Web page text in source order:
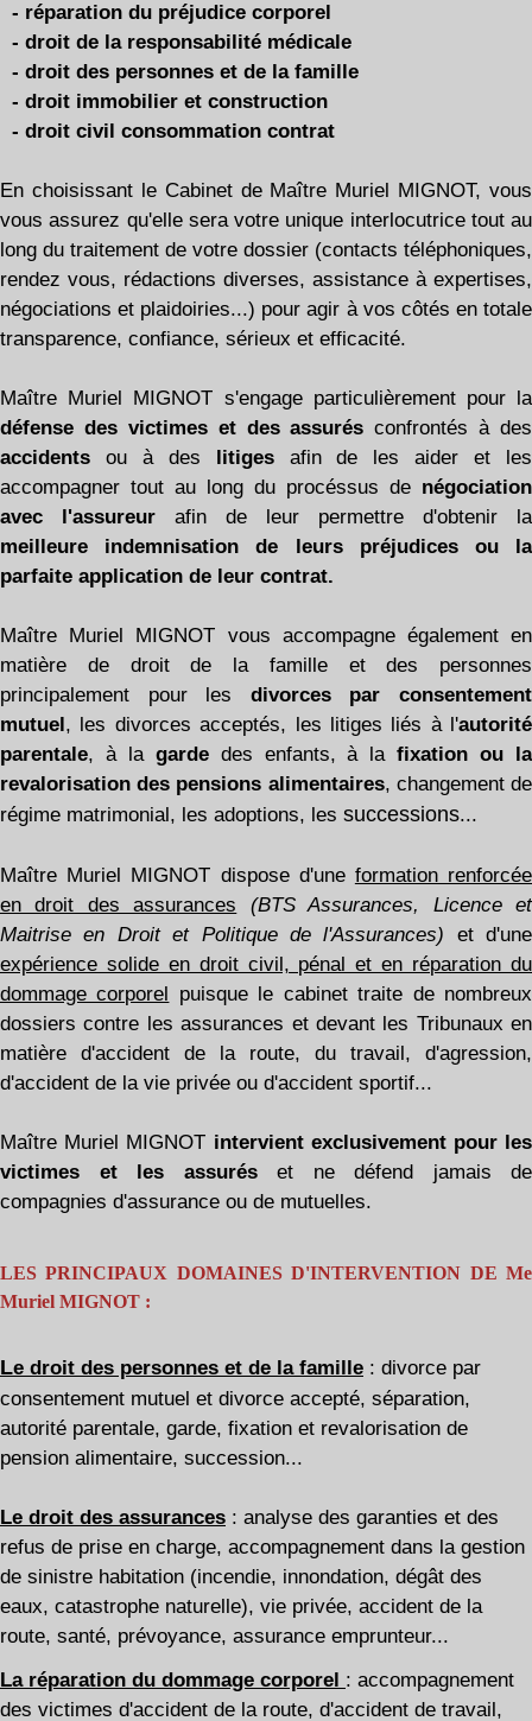
- réparation du préjudice corporel
- droit de la responsabilité médicale
- droit des personnes et de la famille
- droit immobilier et construction
- droit civil consommation contrat
En choisissant le Cabinet de Maître Muriel MIGNOT, vous
vous assurez qu'elle sera votre unique interlocutrice tout au
long du traitement de votre dossier (contacts téléphoniques,
rendez vous, rédactions diverses, assistance à expertises,
négociations et plaidoiries...) pour agir à vos côtés en totale
transparence, confiance, sérieux et efficacité.
Maître Muriel MIGNOT s'engage particulièrement pour la
défense des victimes et des assurés confrontés à des
accidents ou à des litigesafin de les aider et les
accompagner tout au long du procéssus de négociation
avec l'assureur afin de leur permettre d'obtenir la
meilleure indemnisation de leurs préjudices ou la
parfaite application de leur contrat.
Maître Muriel MIGNOT vous accompagne également en
matière de droit de la famille et des personnes
principalement pour les divorces par consentement
mutuel, les divorces acceptés, les litiges liés à l'autorité
parentale, à la gardedes enfants, à lafixation ou la
revalorisation des pensions alimentaires, changement de
régime matrimonial, les adoptions, les successions...
Maître Muriel MIGNOT dispose d'une formation renforcée
en droit des assurances
(BTS Assurances, Licence et
Maitrise en Droit et Politique de l'Assurances) et d'une
expérience solide en droit civil, pénal et en réparation du
dommage corporel puisque le cabinet traite de nombreux
dossiers contre les assurances et devant les Tribunaux en
matière d'accident de la route, du travail, d'agression,
d'accident de la vie privée ou d'accident sportif...
Maître Muriel MIGNOT intervient exclusivement pour les
victimes et les assuréset ne défend jamais de
compagnies d'assurance ou de mutuelles.
LES PRINCIPAUX DOMAINES D'INTERVENTION DE Me
Muriel MIGNOT :
Le droit des personnes et de la famille : divorce par
consentement mutuel et divorce accepté, séparation,
autorité parentale, garde, fixation et revalorisation de
pension alimentaire, succession...
Le droit des assurances : analyse des garanties et des
refus de prise en charge, accompagnement dans la gestion
de sinistre habitation (incendie, innondation, dégât des
eaux, catastrophe naturelle), vie privée, accident de la
route, santé, prévoyance, assurance emprunteur...
La réparation du dommage corporel : accompagnement
des victimes d'accident de la route, d'accident de travail,